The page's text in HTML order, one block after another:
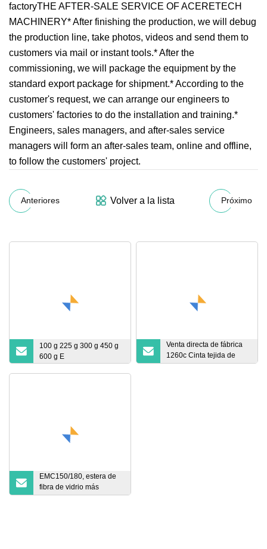
factoryTHE AFTER-SALE SERVICE OF ACERETECH
MACHINERY* After finishing the production, we will debug
the production line, take photos, videos and send them to
customers via mail or instant tools.* After the
commissioning, we will package the equipment by the
standard export package for shipment.* According to the
customer's request, we can arrange our engineers to
customers' factories to do the installation and training.*
Engineers, sales managers, and after-sales service
managers will form an after-sales team, online and offline,
to follow the customers' project.
Anteriores Volver a la lista Próximo
100 g 225 g 300 g 450 g
600 g E
Venta directa de fábrica
1260c Cinta tejida de
aislamiento de fibra
EMC150/180, estera de
fibra de vidrio más
delgada para techo de